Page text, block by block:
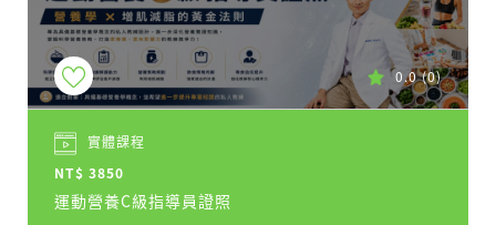
0.0 (0)
實體課程
NT$ 3850
運動營養C級指導員證照